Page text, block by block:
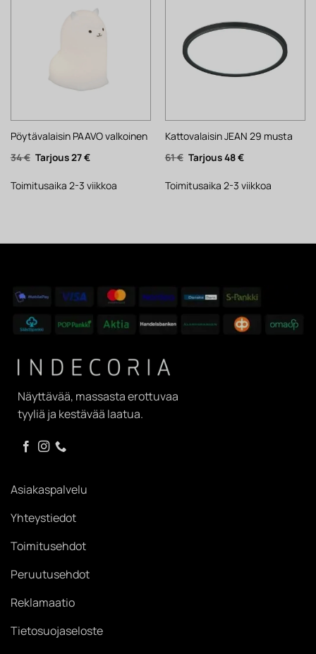
Pöytävalaisin PAAVO valkoinen
34€ Alkuperäinen
hinta
34 €.
27€Nykyinen
27 €.
Toimitusaika 2-3 viikkoa
Kattovalaisin JEAN 29 musta
61€ Alkuperäinen
hinta
61 €.
48€Nykyinen
48 €.
Toimitusaika 2-3 viikkoa
Näyttävää, massasta erottuvaa
tyyliä ja kestävää laatua.
Asiakaspalvelu
Yhteystiedot
Toimitusehdot
Peruutusehdot
Reklamaatio
Tietosuojaseloste